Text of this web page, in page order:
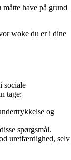
have på grund
woke du er i dine
sociale
tage:
og
spørgsmål.
uretfærdighed, selv